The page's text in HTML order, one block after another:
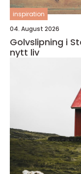
inspiration
04. August 2026
Golvslipning i
nytt liv